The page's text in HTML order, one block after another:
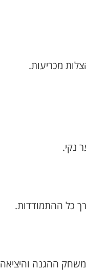
מכריעות.
נקי.
כל ההתמודדות.
ההגנה והיציאה